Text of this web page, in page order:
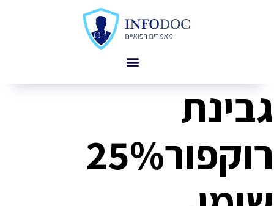
גבינת
רוקפור25%